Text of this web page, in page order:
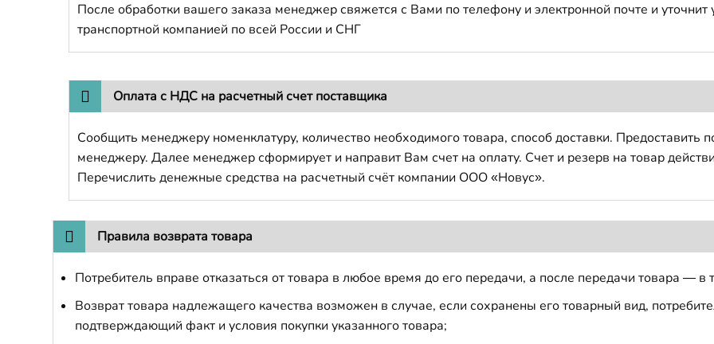
После обработки вашего заказа менеджер свяжется с Вами по телефону и электронной почте и уточнит
транспортной компанией по всей России и СНГ
Оплата с НДС на расчетный счет поставщика
Сообщить менеджеру номенклатуру, количество необходимого товара, способ доставки.
менеджеру. Далее менеджер сформирует и направит Вам счет на оплату. Счет и резерв на товар
Перечислить денежные средства на расчетный счёт компании ООО «Новус».
Правила возврата товара
Потребитель вправе отказаться от товара в любое время до его передачи, а после передачи товара — в
Возврат товара надлежащего качества возможен в случае, если сохранены его товарный вид,
подтверждающий факт и условия покупки указанного товара;